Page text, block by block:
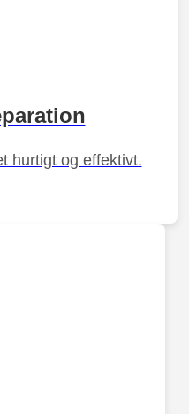
hurtigt og effektivt.